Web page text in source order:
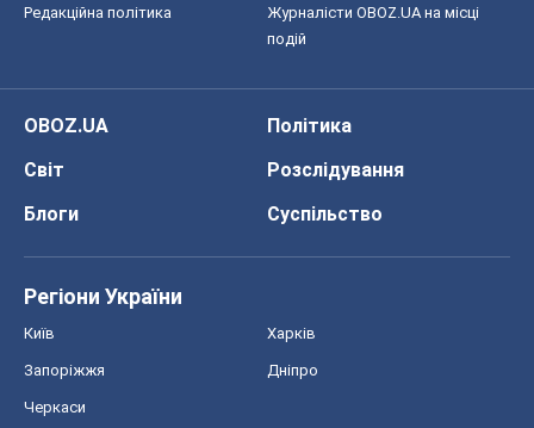
Редакційна політика
Журналісти OBOZ.UA на місці
подій
OBOZ.UA
Політика
Світ
Розслідування
Блоги
Суспільство
Регіони України
Київ Харків
Запоріжжя Дніпро
Черкаси